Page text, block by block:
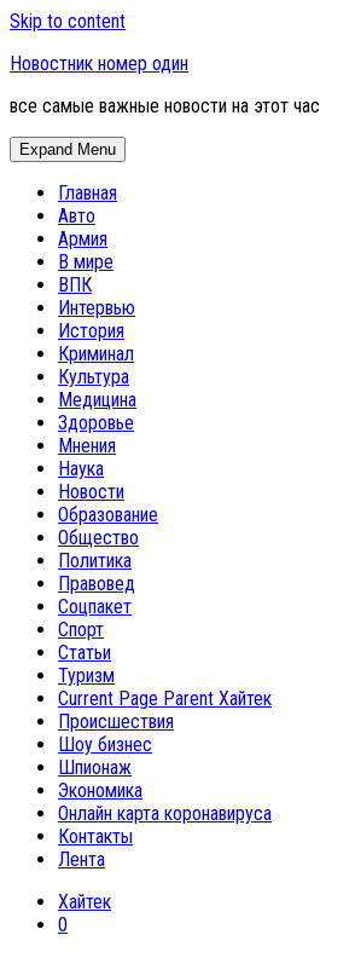
Skip to content
Новостник номер один
все самые важные новости на этот час
Expand Menu
Главная
Авто
Армия
В мире
ВПК
Интервью
История
Криминал
Культура
Медицина
Здоровье
Мнения
Наука
Новости
Образование
Общество
Политика
Правовед
Соцпакет
Спорт
Статьи
Туризм
Current Page Parent Хайтек
Происшествия
Шоу бизнес
Шпионаж
Экономика
Онлайн карта коронавируса
Контакты
Лента
Хайтек
0